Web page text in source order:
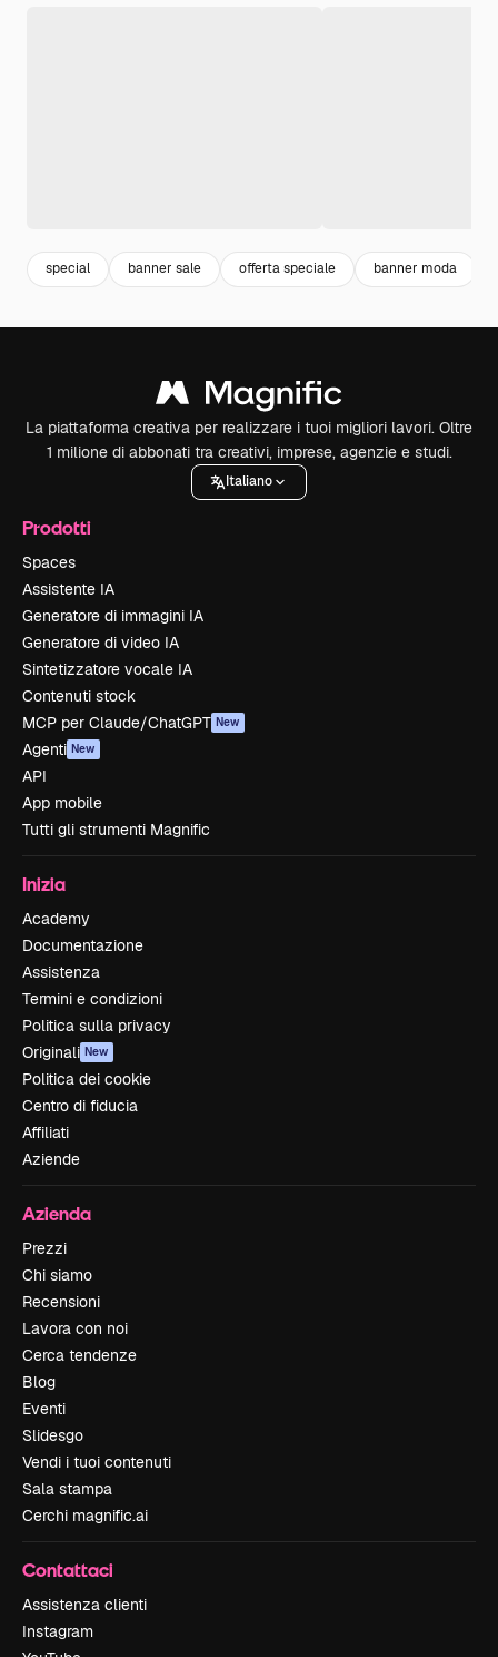
special banner sale offerta speciale banner moda
La piattaforma creativa per realizzare i tuoi migliori lavori. Oltre
1 milione di abbonati tra creativi, imprese, agenzie e studi.
Italiano
Prodotti
Spaces
Assistente IA
Generatore di immagini IA
Generatore di video IA
Sintetizzatore vocale IA
Contenuti stock
MCP per Claude/ChatGPT New
Agenti New
API
App mobile
Tutti gli strumenti Magnific
Inizia
Academy
Documentazione
Assistenza
Termini e condizioni
Politica sulla privacy
Originali New
Politica dei cookie
Centro di fiducia
Affiliati
Aziende
Azienda
Prezzi
Chi siamo
Recensioni
Lavora con noi
Cerca tendenze
Blog
Eventi
Slidesgo
Vendi i tuoi contenuti
Sala stampa
Cerchi magnific.ai
Contattaci
Assistenza clienti
Instagram